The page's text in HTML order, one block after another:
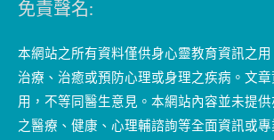
免責聲名:
本網站之所有資料僅供身心靈教育資訊之用
治療、治癒或預防心理或身理之疾病。文
用，不等同醫生意見。本網站內容並未提
之醫療、健康、心理輔諮詢等全面資訊或